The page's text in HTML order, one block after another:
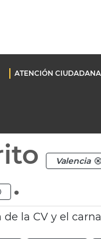
ATENCIÓN CIUDADANA
Valencia
.
la CV y el